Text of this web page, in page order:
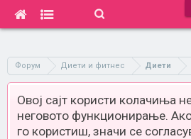
Форум Диети и фитнес Диети
Овој сајт користи колачиња
неговото функционирање.
го користиш, значи се